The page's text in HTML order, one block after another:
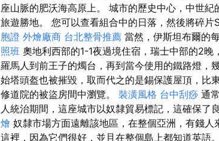
座山脈的肥沃海高原上。 城市的歷史中心，中世
旅遊勝地。 您可以查看組合中的日落，然後將碎
胞證 外燴廠商 台北整骨推薦 當然，伊斯坦布爾的
照班 奧地利西部的1-1夜過境住宿，瑞士中部的2
羅馬人到前王子的燭台，再到當今使用的鐵路燈，
始塔頭盔也被摧毀，取而代之的是錫保護屋頂，比
修道院的被盜房間中瀏覽。 裝潢風格 台中刮痧 通
人統治期間，這座城市以奴隸貿易標記，這確保了
燴 奴隸市場方面遠離該地區，在整個亞洲，有錢人
這裡，因為它們很好，並且在整個島上都知道英